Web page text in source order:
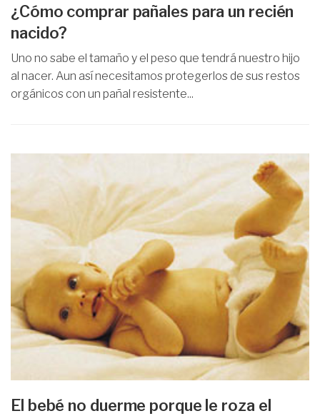
¿Cómo comprar pañales para un recién
nacido?
Uno no sabe el tamaño y el peso que tendrá nuestro hijo
al nacer. Aun así necesitamos protegerlos de sus restos
orgánicos con un pañal resistente...
El bebé no duerme porque le roza el